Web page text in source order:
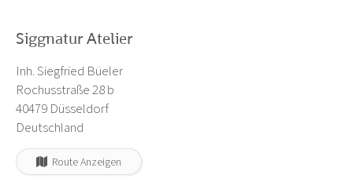
Siggnatur Atelier
Inh. Siegfried Büeler
Rochusstraße 28 b
40479 Düsseldorf
Deutschland
Route Anzeigen